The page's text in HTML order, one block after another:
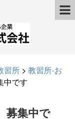
習所 > 教習所-お
中です
集中で